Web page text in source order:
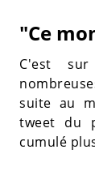
"Ce
C'est
suite au
tweet du
cumulé